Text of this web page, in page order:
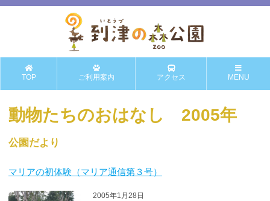
TOP ご利用案内 アクセス MENU
動物たちのおはなし 2005年
公園だより
マリアの初体験（マリア通信第３号）
2005年1月28日